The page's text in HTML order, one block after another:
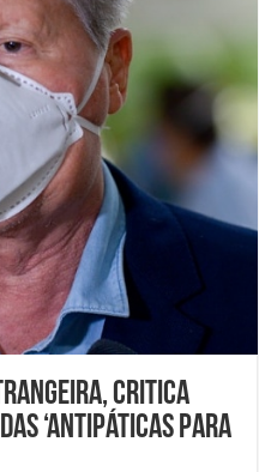
critica
‘antipáticas para